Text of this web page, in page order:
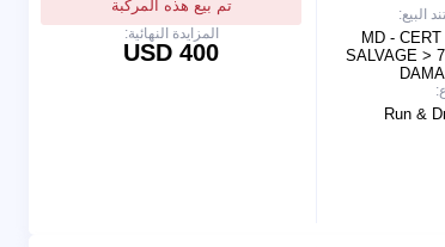
البيع:
MD -
SALVAGE >
Run &
تم بيع هذه المركبة
المزايدة النهائية:
400 USD